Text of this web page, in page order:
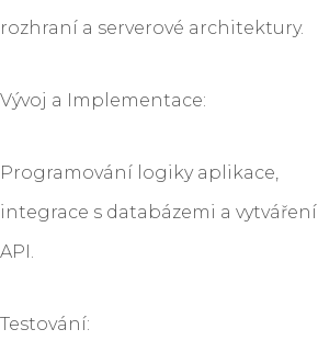
rozhraní a serverové architektury.
Vývoj a Implementace:
Programování logiky aplikace,
integrace s databázemi a vytváření
API.
Testování: